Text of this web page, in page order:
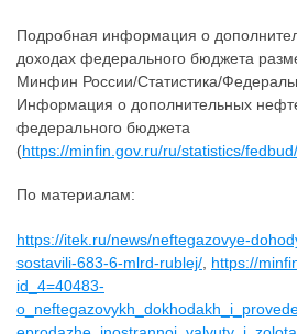
Подробная информация о
доходах федерального бюджета
Минфин России/Статистика/
Информация о дополнительных
федерального бюджета
(https://minfin.gov.ru/ru/statistics/
По материалам:
https://itek.ru/news/neftegazovye-
sostavili-683-6-mlrd-rublej/ https://
id_4=40483-